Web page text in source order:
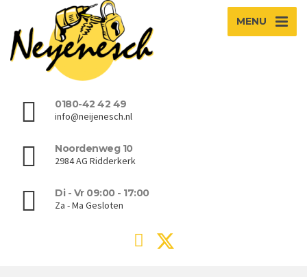
MENU
0180-42 42 49
info@neijenesch.nl
Noordenweg 10
2984 AG Ridderkerk
Di - Vr 09:00 - 17:00
Za - Ma Gesloten